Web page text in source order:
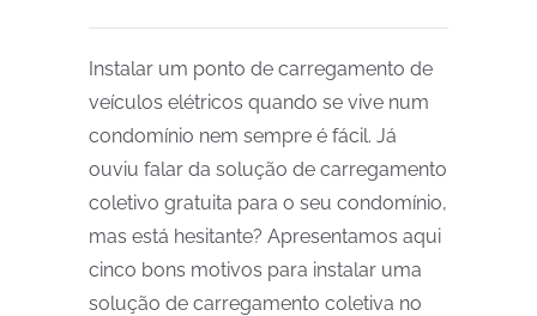
Instalar um ponto de carregamento de
veículos elétricos quando se vive num
condomínio nem sempre é fácil. Já
ouviu falar da solução de carregamento
coletivo gratuita para o seu condomínio,
mas está hesitante? Apresentamos aqui
cinco bons motivos para instalar uma
solução de carregamento coletiva no